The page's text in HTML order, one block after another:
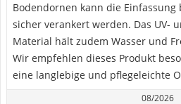
Bodendornen kann die
sicher verankert werden. Das UV-
Material hält zudem Wasser und
Wir empfehlen dieses Produkt
eine langlebige und pflegeleichte
08/2026